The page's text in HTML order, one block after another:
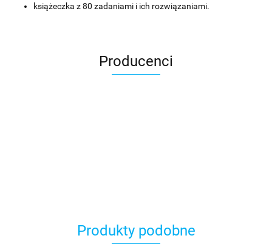
książeczka z 80 zadaniami i ich rozwiązaniami.
Producenci
Basic Fun
Produkty podobne